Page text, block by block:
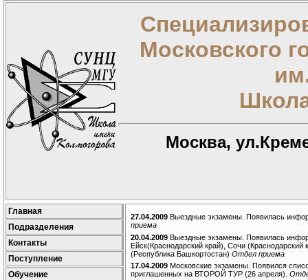
Московского
Москва,
Главная
Подразделения
Контакты
Поступление
Обучение
27.04.2009 Выездные экзамены. Появилась
приема
20.04.2009 Выездные экзамены. Появилась
Ейск(Краснодарский край), Сочи
(Республика Башкортостан) Отдел приема
17.04.2009 Московские экзамены. Появился
приглашенных на ВТОРОЙ ТУР (26 апреля).